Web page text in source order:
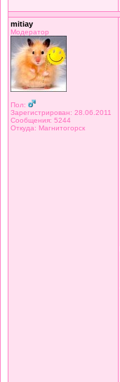
mitiay
Модератор
Пол:
Зарегистрирован: 28.06.2011
Сообщения: 5244
Откуда: Магнитогорск